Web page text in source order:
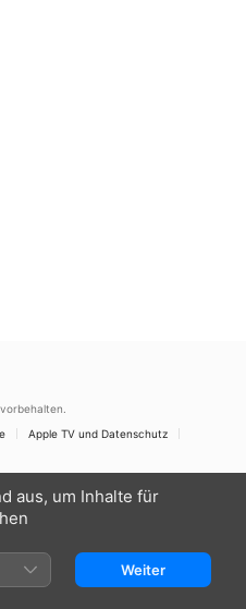
Apple TV und Datenschutz
aus, um Inhalte für
Weiter